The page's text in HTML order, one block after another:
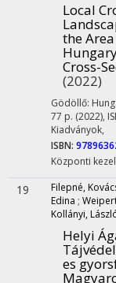
Local
the
Cross-
(2022)
Gödöllő:
77 p. (2022),
Kiadványok,
ISBN:
Központi
19 Filepné,
Edina ;
Kollányi,
Helyi
es